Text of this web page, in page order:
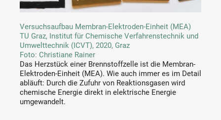
Versuchsaufbau Membran-Elektroden-Einheit (MEA)
TU Graz, Institut für Chemische Verfahrenstechnik und
Umwelttechnik (ICVT), 2020, Graz
Foto: Christiane Rainer
Das Herzstück einer Brennstoffzelle ist die Membran-
Elektroden-Einheit (MEA). Wie auch immer es im Detail
abläuft: Durch die Zufuhr von Reaktionsgasen wird
chemische Energie direkt in elektrische Energie
umgewandelt.